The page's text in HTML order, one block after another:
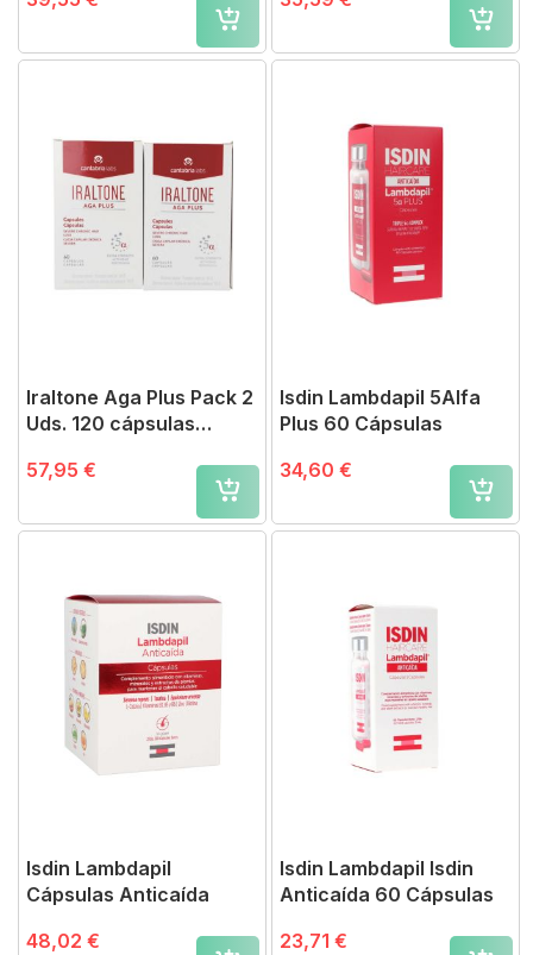
Iraltone Aga Plus Pack 2
Uds. 120 cápsulas
57,95 €
Isdin Lambdapil 5Alfa
Plus 60 Cápsulas
34,60 €
Isdin Lambdapil
Cápsulas Anticaída
48,02 €
Isdin Lambdapil Isdin
Anticaída 60 Cápsulas
23,71 €